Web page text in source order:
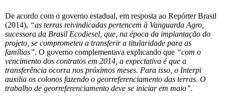
De acordo com o governo estadual, em resposta ao Repórter Brasil
(2014), “as terras reivindicadas pertencem à Vanguarda Agro,
sucessora da Brasil Ecodiesel, que, na época da implantação do
projeto, se comprometeu a transferir a titularidade para as
famílias”. O governo complementava explicando que “com o
vencimento dos contratos em 2014, a expectativa é que a
transferência ocorra nos próximos meses. Para isso, o Interpi
auxilia os colonos fazendo o georreferenciamento das terras. O
trabalho de georreferenciamento deve se iniciar em maio”.